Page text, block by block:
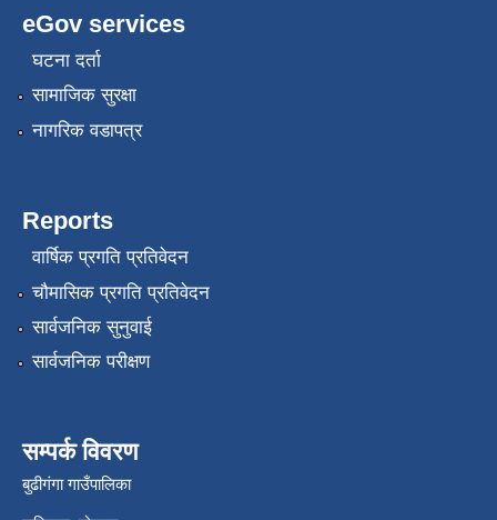
eGov services
घटना दर्ता
सामाजिक सुरक्षा
नागरिक वडापत्र
Reports
वार्षिक प्रगति प्रतिवेदन
चौमासिक प्रगति प्रतिवेदन
सार्वजनिक सुनुवाई
सार्वजनिक परीक्षण
सम्पर्क विवरण
बुढीगंगा गाउँपालिका